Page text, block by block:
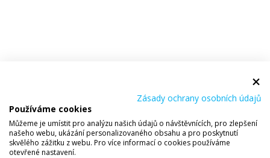
Inštalácia mobilného Wi-Fi routera ponúka flexibilné riešenie Vašej
konektivity.
Zásady ochrany osobních údajů
Používáme cookies
Můžeme je umístit pro analýzu našich údajů o návštěvnících, pro zlepšení
našeho webu, ukázání personalizovaného obsahu a pro poskytnutí
skvělého zážitku z webu. Pro více informací o cookies používáme
otevřené nastavení.